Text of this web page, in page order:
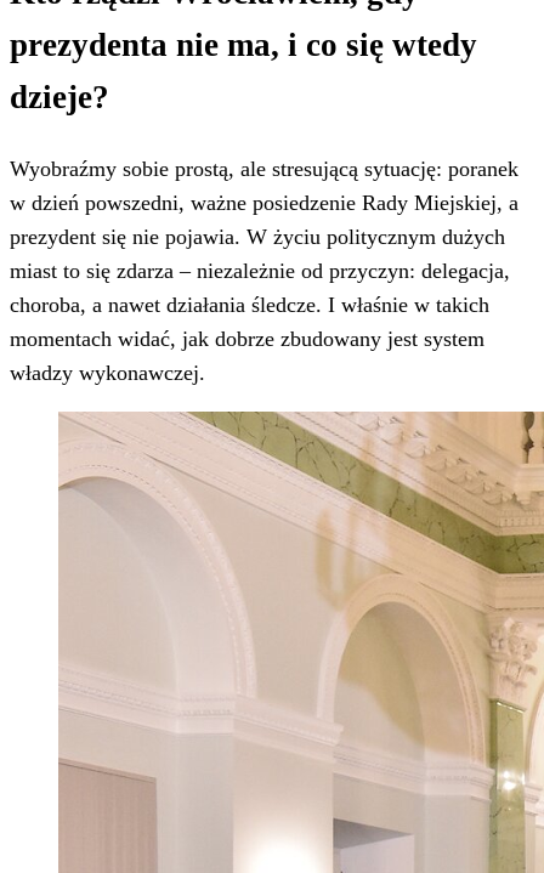
prezydenta nie ma, i co się wtedy
dzieje?
Wyobraźmy sobie prostą, ale stresującą sytuację: poranek
w dzień powszedni, ważne posiedzenie Rady Miejskiej, a
prezydent się nie pojawia. W życiu politycznym dużych
miast to się zdarza – niezależnie od przyczyn: delegacja,
choroba, a nawet działania śledcze. I właśnie w takich
momentach widać, jak dobrze zbudowany jest system
władzy wykonawczej.